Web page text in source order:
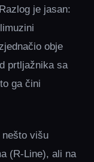
je jasan:
obje
prtljažnika sa
ga čini
višu
(R-Line), ali na